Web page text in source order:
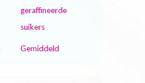
geraffineerde
suikers
Gemiddeld